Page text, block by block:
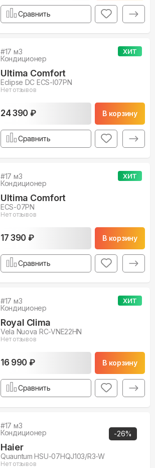
Сравнить
ХИТ
#17 м3
Кондиционер
Ultima Comfort
Eclipse DC ECS-I07PN
Нет отзывов
24 390 ₽ В корзину
Сравнить
ХИТ
#17 м3
Кондиционер
Ultima Comfort
ECS-07PN
Нет отзывов
17 390 ₽ В корзину
Сравнить
ХИТ
#17 м3
Кондиционер
Royal Clima
Vela Nuova RC-VNE22HN
Нет отзывов
16 990 ₽ В корзину
Сравнить
-26%
#17 м3
Кондиционер
Haier
Quauntum HSU-07HQJ103/R3-W
Нет отзывов